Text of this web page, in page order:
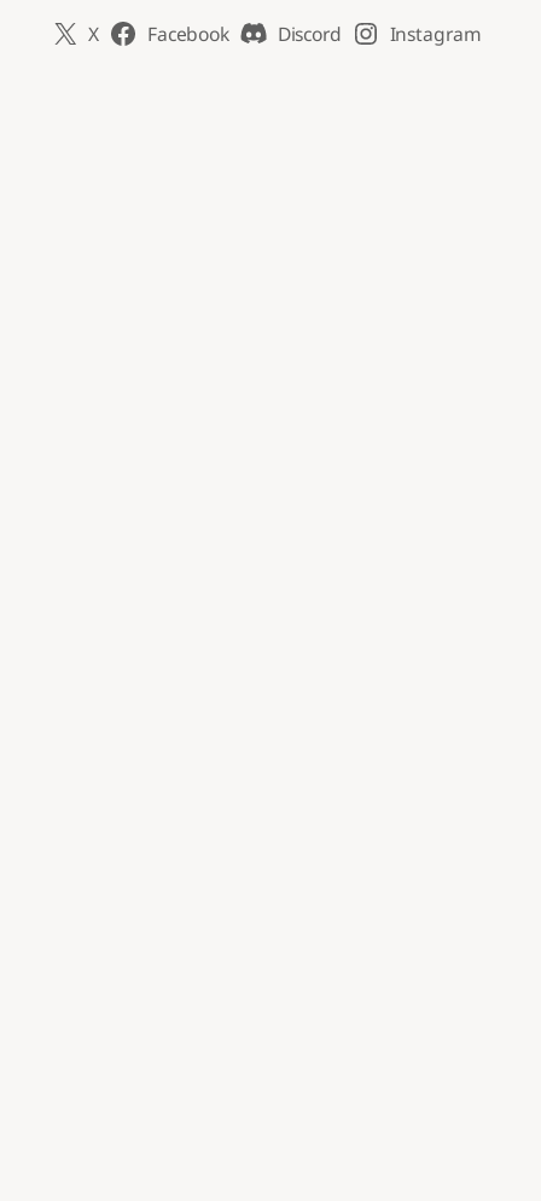
X Facebook Discord Instagram